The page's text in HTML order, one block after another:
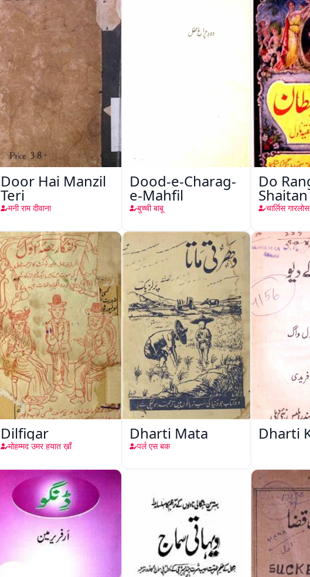
Door Hai Manzil
Teri
मनी राम दीवाना
Dood-e-Charag-
e-Mahfil
बुच्ची बाबू
Do
Shaitan
चार्लिस गारलोस
Dilfigar
मोहम्मद उमर हयात ख़ाँ
Dharti Mata
पर्ल एस बक
Dharti